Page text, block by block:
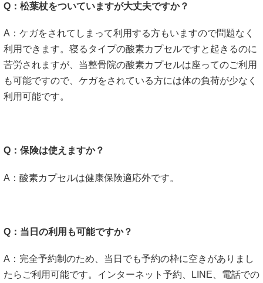
Q：松葉杖をついていますが大丈夫ですか？
A：ケガをされてしまって利用する方もいますので問題なく
利用できます。寝るタイプの酸素カプセルですと起きるのに
苦労されますが、当整骨院の酸素カプセルは座ってのご利用
も可能ですので、ケガをされている方には体の負荷が少なく
利用可能です。
Q：保険は使えますか？
A：酸素カプセルは健康保険適応外です。
Q：当日の利用も可能ですか？
A：完全予約制のため、当日でも予約の枠に空きがありまし
たらご利用可能です。インターネット予約、LINE、電話での